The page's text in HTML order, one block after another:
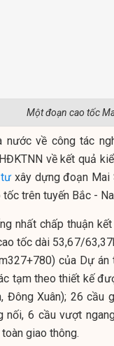
Một đoạn cao tốc
nước về công tác
về kết quả
xây dựng đoạn Mai
trên tuyến Bắc -
nhất chấp thuận
tốc dài 53,67/
của Dự
tạm theo thiết kế
Đông Xuân); 26
6 cầu vượt
giao thông.